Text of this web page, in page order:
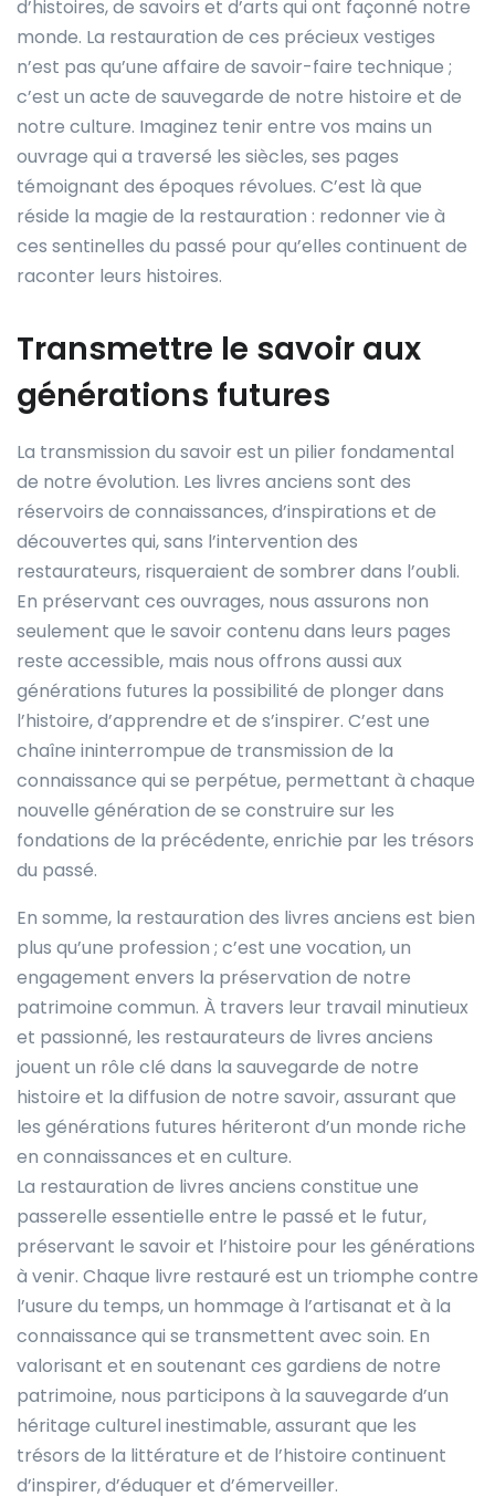
d’histoires, de savoirs et d’arts qui ont façonné notre
monde. La restauration de ces précieux vestiges
n’est pas qu’une affaire de savoir-faire technique ;
c’est un acte de sauvegarde de notre histoire et de
notre culture. Imaginez tenir entre vos mains un
ouvrage qui a traversé les siècles, ses pages
témoignant des époques révolues. C’est là que
réside la magie de la restauration : redonner vie à
ces sentinelles du passé pour qu’elles continuent de
raconter leurs histoires.
Transmettre le savoir aux
générations futures
La transmission du savoir est un pilier fondamental
de notre évolution. Les livres anciens sont des
réservoirs de connaissances, d’inspirations et de
découvertes qui, sans l’intervention des
restaurateurs, risqueraient de sombrer dans l’oubli.
En préservant ces ouvrages, nous assurons non
seulement que le savoir contenu dans leurs pages
reste accessible, mais nous offrons aussi aux
générations futures la possibilité de plonger dans
l’histoire, d’apprendre et de s’inspirer. C’est une
chaîne ininterrompue de transmission de la
connaissance qui se perpétue, permettant à chaque
nouvelle génération de se construire sur les
fondations de la précédente, enrichie par les trésors
du passé.
En somme, la restauration des livres anciens est bien
plus qu’une profession ; c’est une vocation, un
engagement envers la préservation de notre
patrimoine commun. À travers leur travail minutieux
et passionné, les restaurateurs de livres anciens
jouent un rôle clé dans la sauvegarde de notre
histoire et la diffusion de notre savoir, assurant que
les générations futures hériteront d’un monde riche
en connaissances et en culture.
La restauration de livres anciens constitue une
passerelle essentielle entre le passé et le futur,
préservant le savoir et l’histoire pour les générations
à venir. Chaque livre restauré est un triomphe contre
l’usure du temps, un hommage à l’artisanat et à la
connaissance qui se transmettent avec soin. En
valorisant et en soutenant ces gardiens de notre
patrimoine, nous participons à la sauvegarde d’un
héritage culturel inestimable, assurant que les
trésors de la littérature et de l’histoire continuent
d’inspirer, d’éduquer et d’émerveiller.